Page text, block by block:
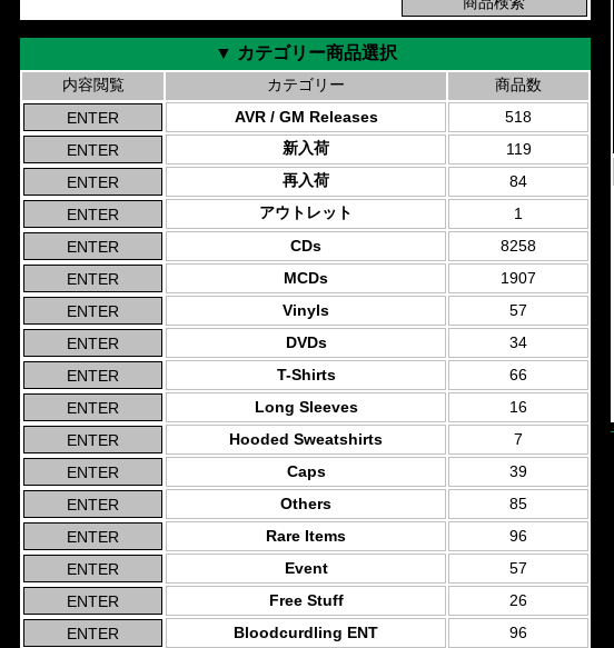
▼ カテゴリー商品選択
内容閲覧 カテゴリー
商品数
AVR / GM Releases
518
新入荷
119
再入荷
84
アウトレット
1
CDs
8258
MCDs
1907
Vinyls
57
DVDs
34
T-Shirts
66
Long Sleeves
16
Hooded Sweatshirts
7
Caps
39
Others
85
Rare Items
96
Event
57
Free Stuff
26
Bloodcurdling ENT
96